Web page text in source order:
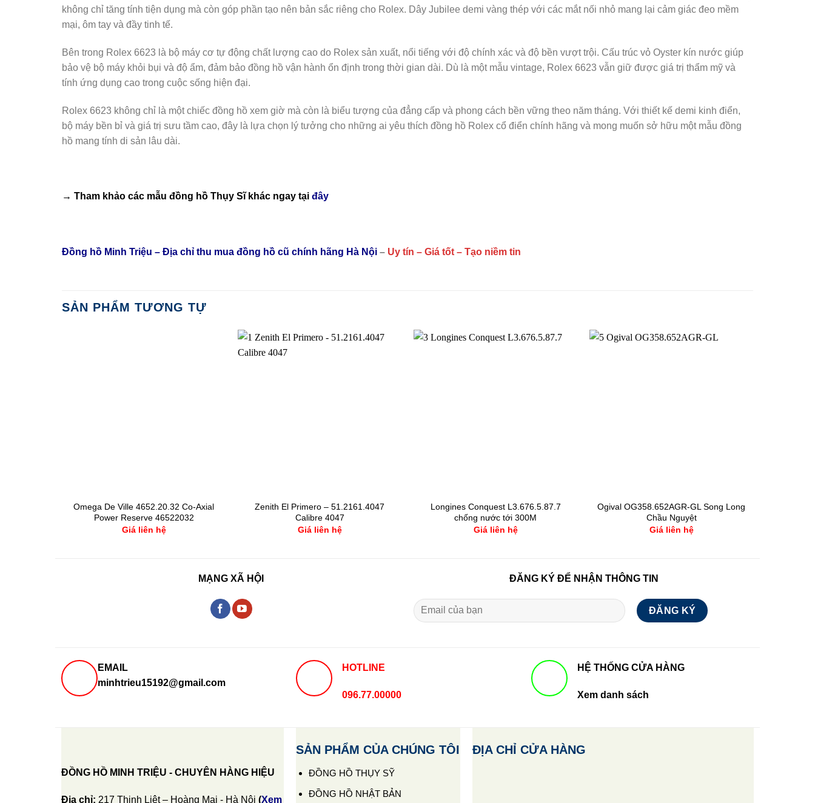
không chỉ tăng tính tiện dụng mà còn góp phần tạo nên bản sắc riêng cho Rolex. Dây Jubilee demi vàng thép với các mắt nối nhỏ mang lại cảm giác đeo mềm
mại, ôm tay và đầy tinh tế.
Bên trong Rolex 6623 là bộ máy cơ tự động chất lượng cao do Rolex sản xuất, nổi tiếng với độ chính xác và độ bền vượt trội. Cấu trúc vỏ Oyster kín nước giúp
bảo vệ bộ máy khỏi bụi và độ ẩm, đảm bảo đồng hồ vận hành ổn định trong thời gian dài. Dù là một mẫu vintage, Rolex 6623 vẫn giữ được giá trị thẩm mỹ và
tính ứng dụng cao trong cuộc sống hiện đại.
Rolex 6623 không chỉ là một chiếc đồng hồ xem giờ mà còn là biểu tượng của đẳng cấp và phong cách bền vững theo năm tháng. Với thiết kế demi kinh điển,
bộ máy bền bỉ và giá trị sưu tầm cao, đây là lựa chọn lý tưởng cho những ai yêu thích đồng hồ Rolex cổ điển chính hãng và mong muốn sở hữu một mẫu đồng
hồ mang tính di sản lâu dài.
→ Tham khảo các mẫu đồng hồ Thụy Sĩkhác ngay tại đây
Đồng hồ Minh Triệu – Địa chỉ thu mua đồng hồ cũ chính hãng Hà Nội – Uy tín – Giá tốt – Tạo niềm tin
SẢN PHẨM TƯƠNG TỰ
Omega De Ville 4652.20.32 Co-Axial
Power Reserve 46522032
Giá liên hệ
Zenith El Primero – 51.2161.4047
Calibre 4047
Giá liên hệ
Longines Conquest L3.676.5.87.7
chống nước tới 300M
Giá liên hệ
Ogival OG358.652AGR-GL Song Long
Chầu Nguyệt
Giá liên hệ
MẠNG XÃ HỘI ĐĂNG KÝ ĐỂ NHẬN THÔNG TIN
EMAIL
minhtrieu15192@gmail.com
HOTLINE
096.77.00000
HỆ THỐNG CỬA HÀNG
Xem danh sách
ĐỒNG HỒ MINH TRIỆU - CHUYÊN HÀNG HIỆU
Địa chỉ: 217 Thịnh Liệt – Hoàng Mai - Hà Nội (Xem
SẢN PHẨM CỦA CHÚNG TÔI
ĐỒNG HỒ THỤY SỸ
ĐỒNG HỒ NHẬT BẢN
ĐỊA CHỈ CỬA HÀNG